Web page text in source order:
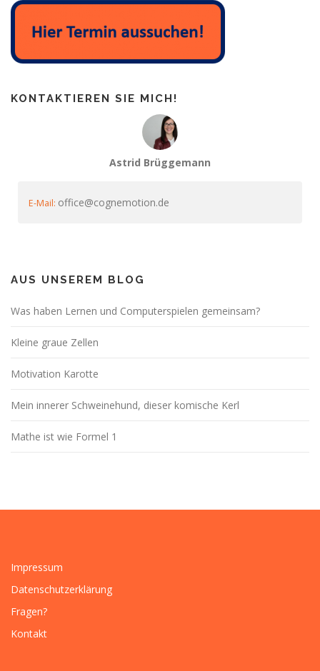
KONTAKTIEREN SIE MICH!
Astrid Brüggemann
E-Mail: office@cognemotion.de
AUS UNSEREM BLOG
Was haben Lernen und Computerspielen gemeinsam?
Kleine graue Zellen
Motivation Karotte
Mein innerer Schweinehund, dieser komische Kerl
Mathe ist wie Formel 1
Impressum
Datenschutzerklärung
Fragen?
Kontakt